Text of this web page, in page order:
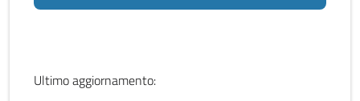
Ultimo aggiornamento: